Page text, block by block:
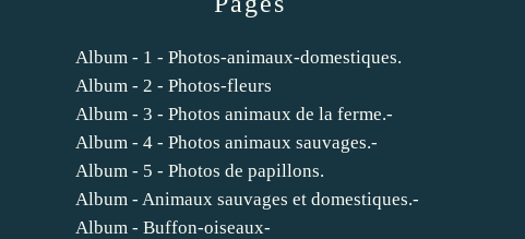
Album - 1 - Photos-animaux-domestiques.
Album - 2 - Photos-fleurs
Album - 3 - Photos animaux de la ferme.-
Album - 4 - Photos animaux sauvages.-
Album - 5 - Photos de papillons.
Album - Animaux sauvages et domestiques.-
Album - Buffon-oiseaux-